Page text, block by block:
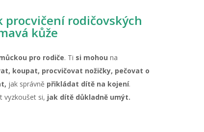
procvičení rodičovských
kůže
pro rodiče. Ti si mohou na
koupat, procvičovat nožičky, pečovat o
jak správně přikládat dítě na kojení.
vyzkoušet si, jak dítě důkladně umýt.